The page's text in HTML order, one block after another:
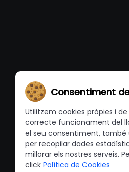
Consentiment
Utilitzem cookies pròpies i
correcte funcionament del
el seu consentiment, també
per recopilar dades
millorar els nostres serveis.
click Política de Cookies